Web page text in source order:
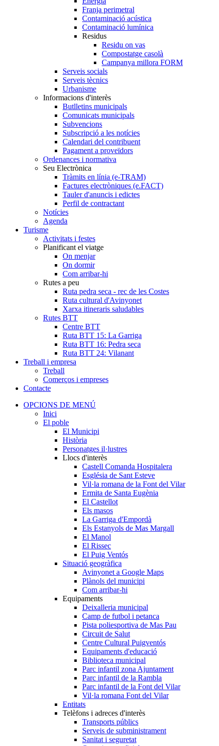
Franja perimetral
Contaminació acústica
Contaminació lumínica
Residus
Residu on vas
Compostatge casolà
Campanya millora FORM
Serveis socials
Serveis tècnics
Urbanisme
Informacions d'interès
Butlletins municipals
Comunicats municipals
Subvencions
Subscripció a les notícies
Calendari del contribuent
Pagament a proveïdors
Ordenances i normativa
Seu Electrònica
Tràmits en línia (e-TRAM)
Factures electròniques (e.FACT)
Tauler d'anuncis i edictes
Perfil de contractant
Notícies
Agenda
Turisme
Activitats i festes
Planificant el viatge
On menjar
On dormir
Com arribar-hi
Rutes a peu
Ruta pedra seca - rec de les Costes
Ruta cultural d'Avinyonet
Xarxa itineraris saludables
Rutes BTT
Centre BTT
Ruta BTT 15: La Garriga
Ruta BTT 16: Pedra seca
Ruta BTT 24: Vilanant
Treball i empresa
Treball
Comerços i empreses
Contacte
OPCIONS DE MENÚ
Inici
El poble
El Municipi
Història
Personatges il·lustres
Llocs d'interès
Castell Comanda Hospitalera
Església de Sant Esteve
Vil·la romana de la Font del Vilar
Ermita de Santa Eugènia
El Castellot
Els masos
La Garriga d'Empordà
Els Estanyols de Mas Margall
El Manol
El Rissec
El Puig Ventós
Situació geogràfica
Avinyonet a Google Maps
Plànols del municipi
Com arribar-hi
Equipaments
Deixalleria municipal
Camp de futbol i petanca
Pista poliesportiva de Mas Pau
Circuit de Salut
Centre Cultural Puigventós
Equipaments d'educació
Biblioteca municipal
Parc infantil zona Ajuntament
Parc infantil de la Rambla
Parc infantil de la Font del Vilar
Vil·la romana Font del Vilar
Entitats
Telèfons i adreces d'interès
Transports públics
Serveis de subministrament
Sanitat i seguretat